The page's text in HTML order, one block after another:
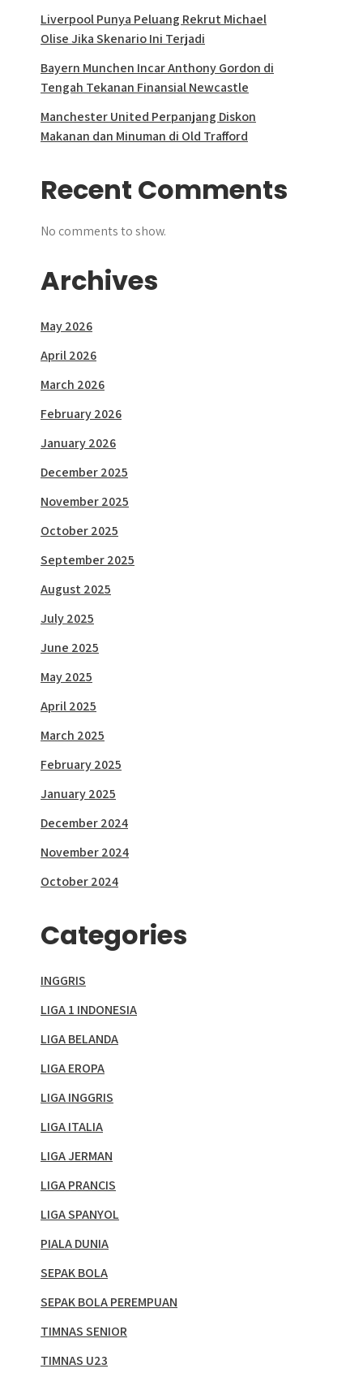
Liverpool Punya Peluang Rekrut Michael
Olise Jika Skenario Ini Terjadi
Bayern Munchen Incar Anthony Gordon di
Tengah Tekanan Finansial Newcastle
Manchester United Perpanjang Diskon
Makanan dan Minuman di Old Trafford
Recent Comments
No comments to show.
Archives
May 2026
April 2026
March 2026
February 2026
January 2026
December 2025
November 2025
October 2025
September 2025
August 2025
July 2025
June 2025
May 2025
April 2025
March 2025
February 2025
January 2025
December 2024
November 2024
October 2024
Categories
INGGRIS
LIGA 1 INDONESIA
LIGA BELANDA
LIGA EROPA
LIGA INGGRIS
LIGA ITALIA
LIGA JERMAN
LIGA PRANCIS
LIGA SPANYOL
PIALA DUNIA
SEPAK BOLA
SEPAK BOLA PEREMPUAN
TIMNAS SENIOR
TIMNAS U23